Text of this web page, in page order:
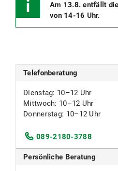
Am 13.8. entfällt
von 14-16 Uhr.
Telefonberatung
Dienstag: 10–12 Uhr
Mittwoch: 10–12 Uhr
Donnerstag: 10–12 Uhr
089-2180-3788
Persönliche Beratung